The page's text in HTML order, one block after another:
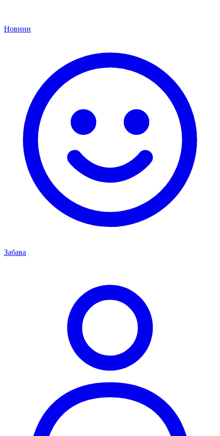
Новини
Забава